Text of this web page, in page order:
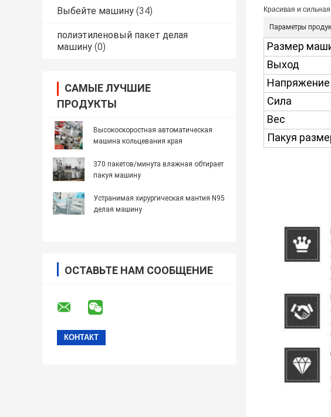
Выбейте машину (34)
полиэтиленовый пакет делая
машину (0)
САМЫЕ ЛУЧШИЕ
ПРОДУКТЫ
Высокоскоростная автоматическая
машина кольцевания края
370 пакетов/минута влажная обтирает
пакуя машину
Устранимая хирургическая мантия N95
делая машину
ОСТАВЬТЕ НАМ СООБЩЕНИЕ
Красивая и
Параметры
Размер
Выход
Напряжение
Сила
Вес
Пакуя